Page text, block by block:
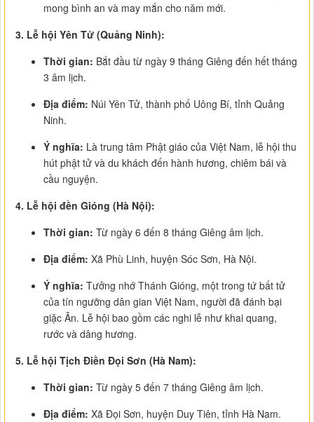
mong bình an và may mắn cho năm mới.
3. Lễ hội Yên Tử (Quảng Ninh):
Thời gian: Bắt đầu từ ngày 9 tháng Giêng đến hết tháng
3 âm lịch.
Địa điểm: Núi Yên Tử, thành phố Uông Bí, tỉnh Quảng
Ninh.
Ý nghĩa: Là trung tâm Phật giáo của Việt Nam, lễ hội thu
hút phật tử và du khách đến hành hương, chiêm bái và
cầu nguyện.
4. Lễ hội đền Gióng (Hà Nội):
Thời gian: Từ ngày 6 đến 8 tháng Giêng âm lịch.
Địa điểm: Xã Phù Linh, huyện Sóc Sơn, Hà Nội.
Ý nghĩa: Tưởng nhớ Thánh Gióng, một trong tứ bất tử
của tín ngưỡng dân gian Việt Nam, người đã đánh bại
giặc Ân. Lễ hội bao gồm các nghi lễ như khai quang,
rước và dâng hương.
5. Lễ hội Tịch Điền Đọi Sơn (Hà Nam):
Thời gian: Từ ngày 5 đến 7 tháng Giêng âm lịch.
Địa điểm: Xã Đọi Sơn, huyện Duy Tiên, tỉnh Hà Nam.